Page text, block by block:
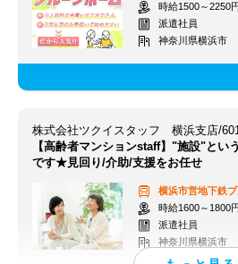
時給1500～
派遣社員
神奈川県横浜市
株式会社ツクイスタッフ 横浜支店/
【高齢者マンションstaff】"施設"とい
です★見回り/介助/支援をお任せ
横浜市営地下鉄ブ
時給1600～1800
派遣社員
神奈川県横浜市